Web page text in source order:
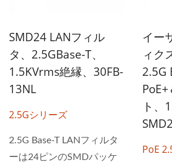
SMD24 LANフィル
タ、2.5GBase-T、
1.5KVrms絶縁、30FB-
13NL
2.5Gシリーズ
2.5G Base-T LANフィルタ
ーは24ピンのSMDパッケ
イー
ィク
2.5G
ト、
PoE